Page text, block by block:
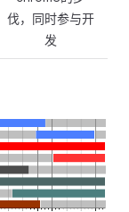
伐，同时参与开
发